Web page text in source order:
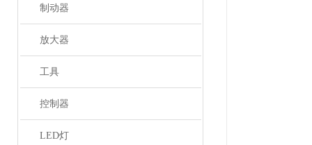
制动器
放大器
工具
控制器
LED灯